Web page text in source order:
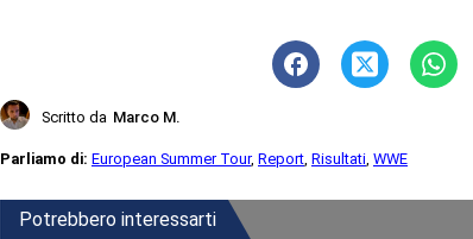
Scritto da Marco M.
Parliamo di: European Summer Tour, Report, Risultati, WWE
Potrebbero interessarti